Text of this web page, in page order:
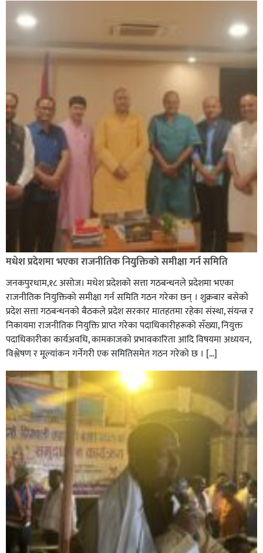
सिराहाको औरहीमा जेन-जी भेला सम्पन्न
मधेश प्रदेशमा भएका राजनीतिक नियुक्तिको समीक्षा गर्न समिति
जनकपुरधाम,१८ असोज। मधेश प्रदेशको सत्ता गठबन्धनले प्रदेशमा भएका
राजनीतिक नियुक्तिको समीक्षा गर्न समिति गठन गरेका छन् । शुक्रबार बसेको
प्रदेश सत्ता गठबन्धनको बैठकले प्रदेश सरकार मातहतमा रहेका संस्था, संयन्त्र र
निकायमा राजनीतिक नियुक्ति प्राप्त गरेका पदाधिकारीहरूको सँख्या, नियुक्त
पदाधिकारीका कार्यअवधि, कामकाजको प्रभावकारिता आदि विषयमा अध्ययन,
विश्लेषण र मूल्यांकन गर्नेगरी एक समितिसमेत गठन गरेको छ । […]